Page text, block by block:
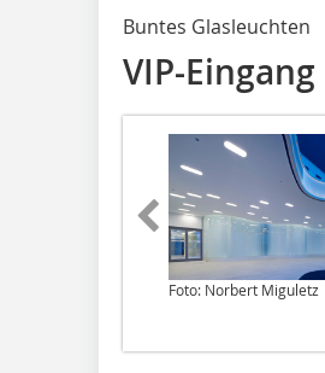
Buntes Glasleuchten
VIP-
Foto: Norbert Miguletz